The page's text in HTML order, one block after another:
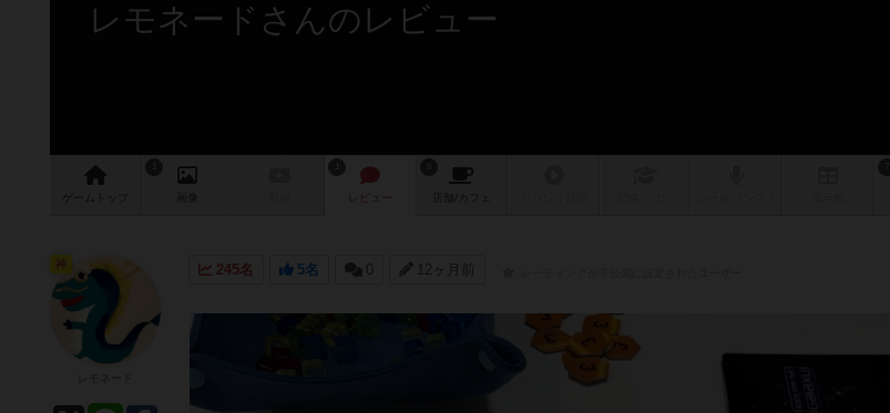
レモネードさんのレビュー
ゲーム 画像 レビュー 店舗/ カフェ
245名 5名 0 12ヶ月前